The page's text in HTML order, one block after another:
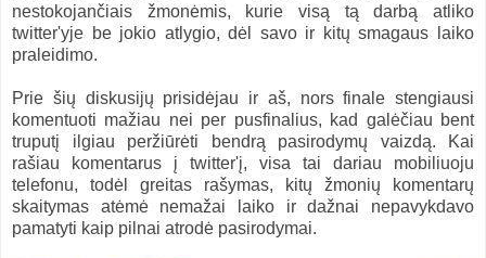
nestokojančiais žmonėmis, kurie visą tą darbą atliko
twitter'yje be jokio atlygio, dėl savo ir kitų smagaus laiko
praleidimo.
Prie šių diskusijų prisidėjau ir aš, nors finale stengiausi
komentuoti mažiau nei per pusfinalius, kad galėčiau bent
truputį ilgiau peržiūrėti bendrą pasirodymų vaizdą. Kai
rašiau komentarus į twitter'į, visa tai dariau mobiliuoju
telefonu, todėl greitas rašymas, kitų žmonių komentarų
skaitymas atėmė nemažai laiko ir dažnai nepavykdavo
pamatyti kaip pilnai atrodė pasirodymai.